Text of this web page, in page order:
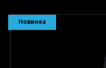
Новинка